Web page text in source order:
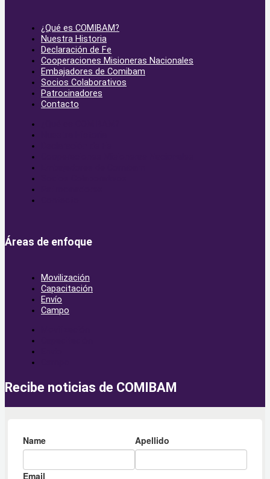
¿Qué es COMIBAM?
Nuestra Historia
Declaración de Fe
Cooperaciones Misioneras Nacionales
Embajadores de Comibam
Socios Colaborativos
Patrocinadores
Contacto
Áreas de enfoque
Movilización
Capacitación
Envío
Campo
Recibe noticias de COMIBAM